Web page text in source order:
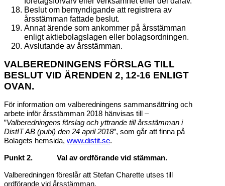
Beslut om bemyndigande att registrera av
årsstämman fattade beslut.
Annat ärende som ankommer på årsstämman
enligt aktiebolagslagen eller bolagsordningen.
Avslutande av årsstämman.
VALBEREDNINGENS FÖRSLAG TILL
BESLUT VID ÄRENDEN 2, 12-16 ENLIGT
OVAN.
För information om valberedningens sammansättning och
arbete inför årsstämman 2018 hänvisas till –
”Valberedningens förslag och yttrande till årsstämman i
DistIT AB (publ) den 24 april 2018”, som går att finna på
Bolagets hemsida, www.distit.se.
Punkt 2. Val av ordförande vid stämman.
Valberedningen föreslår att Stefan Charette utses till
ordförande vid årsstämman.